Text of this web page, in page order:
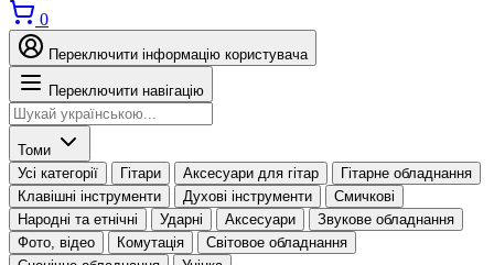
0
Переключити інформацію користувача
Переключити навігацію
Томи
Усі категорії
Гітари Аксесуари для гітар
Гітарне обладнання
Клавішні інструменти
Духові інструменти
Смичкові
Народні та етнічні
Ударні Аксесуари
Звукове обладнання
Фото, відео
Комутація
Світовое обладнання